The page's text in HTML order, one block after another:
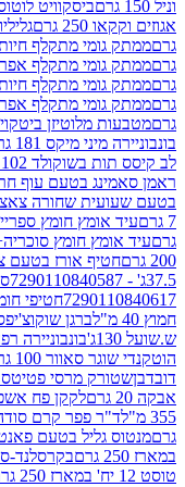
ביסקוויט לוטוס במילוי קרם
גרם
גליליות וופלים וניל 250
מתקלף חיות 102 גרם
מתקלף אפרסק תפוז 85 גרם
מתקלף חיות 102 גרם
מתקלף אפרסק 75 גרם
ביטקוין 1 ק"ג
מטבעות
מיקס 181 גרם
הרשי
102 גרם
ג'ולי
עוף חריף 140 גרם
שחורה צאצ'רוני 140 גרם
חומץ ספריי רימון 50 גרם
חומץ סוכריה+גלי חמוץ 50 גרם
אורז בטעם צ'לי 120 גרם
חטיפי חומוס דבאייל 200 גרם
ברגן שוקוצ'יפס ש.לבן חמוציות
בונבוניירה רפאלו 240 גרם
100 גרם תפוח
מרסי פטיטס מיניאטור 125ג'
לקקן פח אשפה טבילה +אבקה
פפר קרם סודה 355 מ"ל
בטעם פאנטה 37.5 גרם
בקרסלנד-סטרופ וופל הולנדי
קינדר שוקו